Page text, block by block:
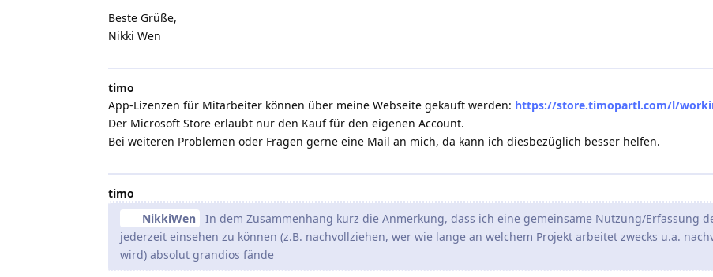
Beste Grüße,
Nikki Wen
timo
App-Lizenzen für Mitarbeiter können über meine Webseite gekauft werden: https://store.timopartl.com/l/
Der Microsoft Store erlaubt nur den Kauf für den eigenen Account.
Bei weiteren Problemen oder Fragen gerne eine Mail an mich, da kann ich diesbezüglich besser helfen.
timo
NikkiWen
In dem Zusammenhang kurz die Anmerkung, dass ich eine gemeinsame Nutzung/Erfassung
jederzeit einsehen zu können (z.B. nachvollziehen, wer wie lange an welchem Projekt arbeitet zwecks u.a.
wird) absolut grandios fände